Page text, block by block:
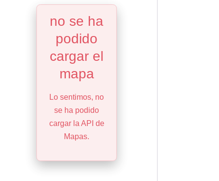
no se ha
podido
cargar el
mapa
Lo sentimos, no
se ha podido
cargar la API de
Mapas.